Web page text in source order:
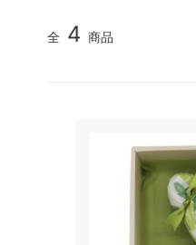
全 4 商品